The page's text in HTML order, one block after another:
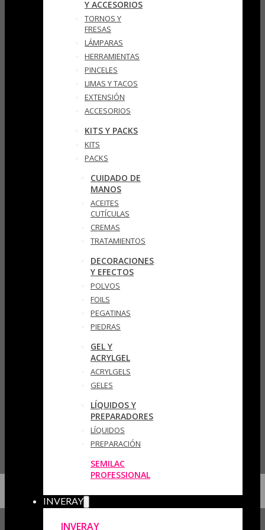
Y ACCESORIOS
TORNOS Y
FRESAS
LÁMPARAS
HERRAMIENTAS
PINCELES
LIMAS Y TACOS
EXTENSIÓN
ACCESORIOS
KITS Y PACKS
KITS
PACKS
CUIDADO DE
MANOS
ACEITES
CUTÍCULAS
CREMAS
TRATAMIENTOS
DECORACIONES
Y EFECTOS
POLVOS
FOILS
PEGATINAS
PIEDRAS
GEL Y
ACRYLGEL
ACRYLGELS
GELES
LÍQUIDOS Y
PREPARADORES
LÍQUIDOS
PREPARACIÓN
SEMILAC
PROFESSIONAL
INVERAY
INVERAY